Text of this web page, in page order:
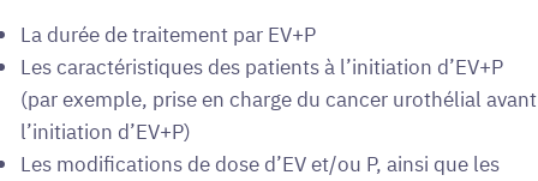
La durée de traitement par EV+P
Les caractéristiques des patients à l’initiation d’EV+P
(par exemple, prise en charge du cancer urothélial avant
l’initiation d’EV+P)
Les modifications de dose d’EV et/ou P, ainsi que les